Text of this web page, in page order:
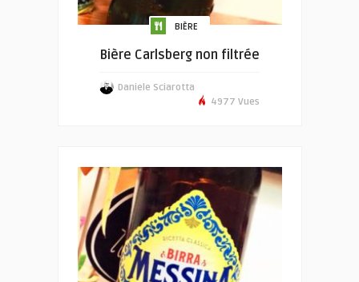
BIÈRE
Bière Carlsberg non filtrée
Daniele Sciarotta
4977 Vues